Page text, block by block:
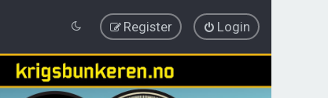
Login
Register